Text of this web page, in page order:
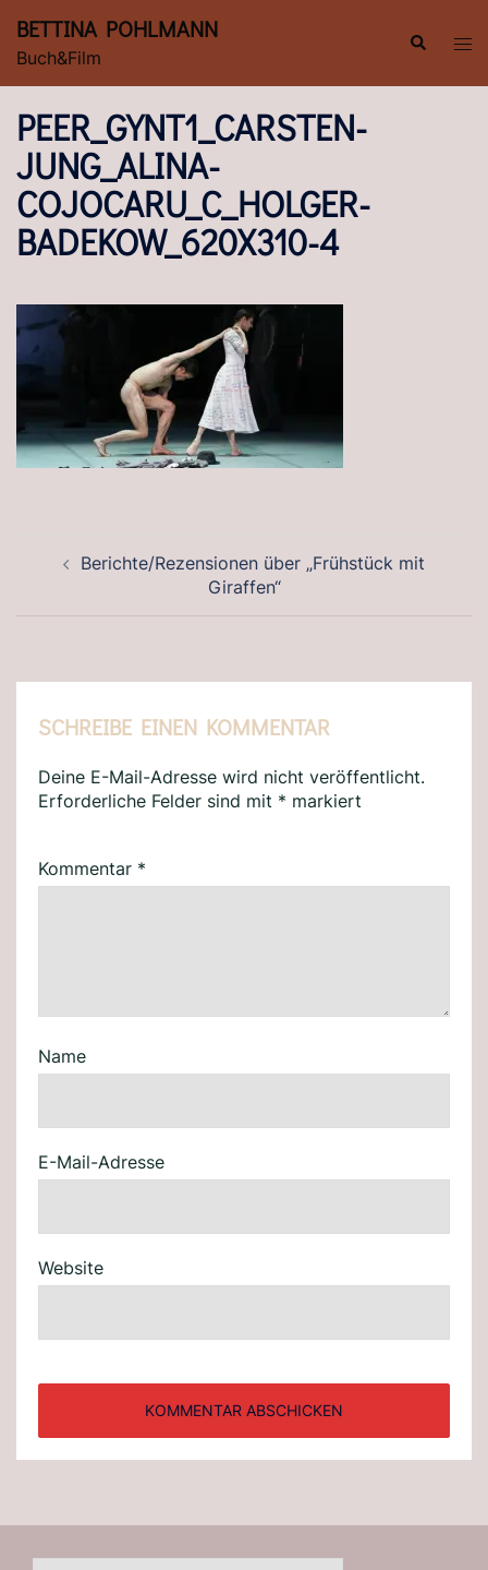
Inhalt
springen
BETTINA POHLMANN
Buch&Film
Suche
PEER_GYNT1_CARSTEN-
JUNG_ALINA-
COJOCARU_C_HOLGER-
BADEKOW_620X310-4
Berichte/Rezensionen über „Frühstück mit
Giraffen“
SCHREIBE EINEN KOMMENTAR
Deine E-Mail-Adresse wird nicht veröffentlicht.
Erforderliche Felder sind mit * markiert
Kommentar *
Name
E-Mail-Adresse
Website